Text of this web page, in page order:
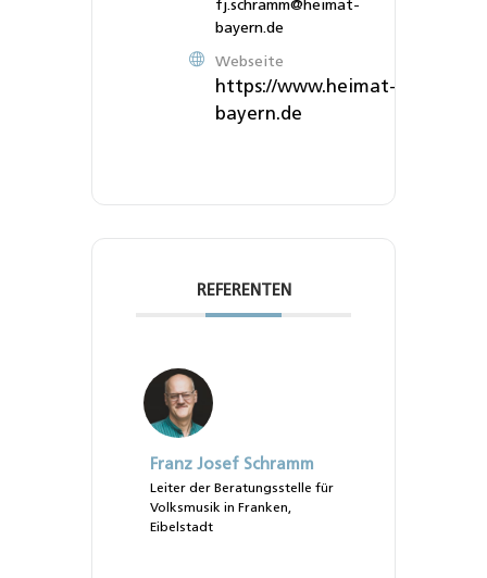
fj.schramm@heimat-
bayern.de
Webseite
https://www.heimat-
bayern.de
REFERENTEN
Franz Josef Schramm
Leiter der Beratungsstelle für
Volksmusik in Franken,
Eibelstadt